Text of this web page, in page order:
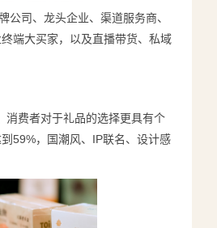
司、龙头企业、渠道服务商、
端大买家，以及直播带货、私域
消费者对于礼品的选择更具有个
59%，国潮风、IP联名、设计感